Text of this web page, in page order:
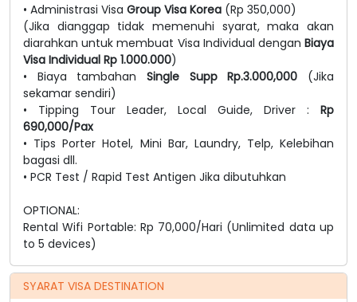
• Administrasi Visa Group Visa Korea (Rp 350,000)
(Jika dianggap tidak memenuhi syarat, maka akan
diarahkan untuk membuat Visa Individual dengan Biaya
Visa Individual Rp 1.000.000)
• Biaya tambahan Single Supp Rp.3.000,000 (Jika
sekamar sendiri)
• Tipping Tour Leader, Local Guide, Driver : Rp
690,000/Pax
• Tips Porter Hotel, Mini Bar, Laundry, Telp, Kelebihan
bagasi dll.
• PCR Test / Rapid Test Antigen Jika dibutuhkan
OPTIONAL:
Rental Wifi Portable: Rp 70,000/Hari (Unlimited data up
to 5 devices)
SYARAT VISA DESTINATION